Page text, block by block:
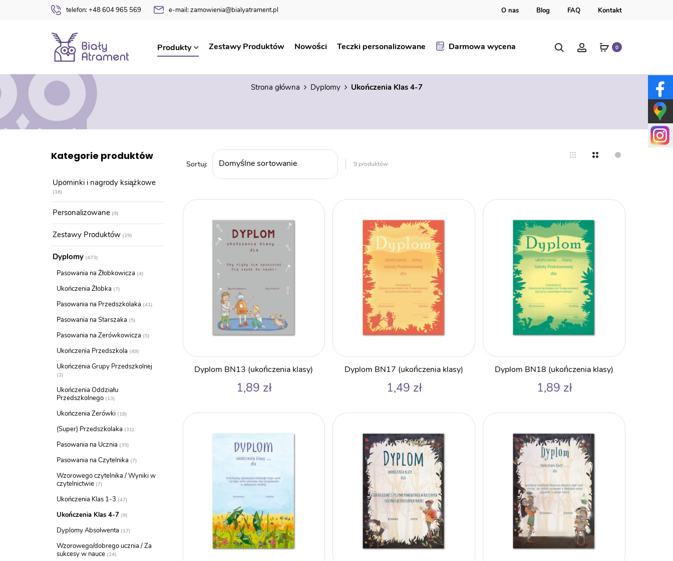
telefon: +48 604 965 569 e-mail: zamowienia@bialyatrament.pl O nas Blog FAQ Kontakt
Produkty Zestawy Produktów Nowości Teczki personalizowane Darmowa wycena Szukaj Account0
Ukończenia Klas 4-7
Strona główna Dyplomy Ukończenia Klas 4-7
9 produktów
Dyplom BN13 (ukończenia klasy)
1,89 zł
Dyplom BN17 (ukończenia klasy)
1,49 zł
Dyplom BN18 (ukończenia klasy)
1,89 zł
Kategorie produktów
Upominki i nagrody książkowe
16
Personalizowane 9
Zestawy Produktów 29
Dyplomy 473
Pasowania na Żłobkowicza 4
Ukończenia Żłobka 7
Pasowania na Przedszkolaka 41
Pasowania na Starszaka 5
Pasowania na Zerówkowicza 5
Ukończenia Przedszkola 49
Ukończenia Grupy Przedszkolnej
2
Ukończenia Oddziału
Przedszkolnego
13
Ukończenia Zerówki 18
(Super) Przedszkolaka 31
Pasowania na Ucznia 35
Pasowania na Czytelnika 7
Wzorowego czytelnika / Wyniki w
czytelnictwie 7
Ukończenia Klas 1-3 47
Ukończenia Klas 4-7 9
Dyplomy Absolwenta 17
Wzorowego/dobrego ucznia / Za
sukcesy w nauce 24